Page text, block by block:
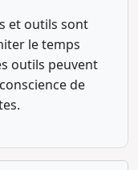
et outils sont
le temps
outils peuvent
de